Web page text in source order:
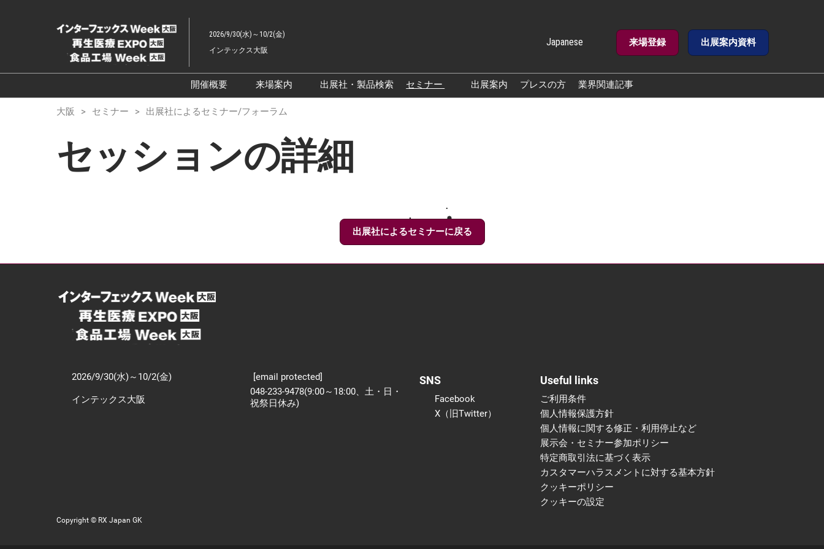
キ
進
む
2026/9/30(水)～10/2(金)
インテックス大阪
Japanese
English
Korean
来場登録 出展案内資料
開催概要
展示会概要TOP
ファーマラボEXPO 大阪
ファーマDX EXPO大阪
来場案内
来場案内TOP
来場に関するFAQ
展示会・セミナー参加ポリ
出展社・製品検索 セミナー 出展案内 プレスの方 業界関連記事
大阪 セミナー 出展社によるセミナー/フォーラム
セッションの詳細
出展社によるセミナーに戻る
2026/9/30(水)～10/2(金)
インテックス大阪
[email protected]
048-233-9478(9:00～18:00、土・日・
祝祭日休み)
SNS
Facebook
X（旧Twitter）
Useful links
ご利用条件
個人情報保護方針
個人情報に関する修正・利用停止など
展示会・セミナー参加ポリシー
特定商取引法に基づく表示
カスタマーハラスメントに対する基本方針
クッキーポリシー
クッキーの設定
Copyright © RX Japan GK